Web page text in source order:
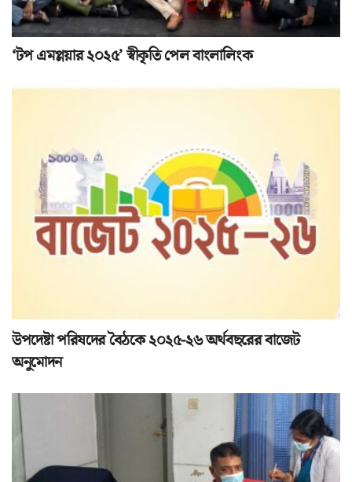
‘টপ এমপ্লয়ার ২০২৫’ স্বীকৃতি পেল বাংলালিংক
উপদেষ্টা পরিষদের বৈঠকে ২০২৫-২৬ অর্থবছরের বাজেট
অনুমোদন